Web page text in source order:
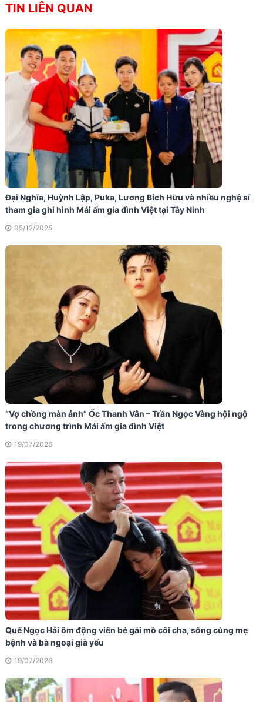
TIN LIÊN QUAN
Đại Nghĩa, Huỳnh Lập, Puka, Lương Bích Hữu và nhiều nghệ sĩ
tham gia ghi hình Mái ấm gia đình Việt tại Tây Ninh
05/12/2025
“Vợ chồng màn ảnh” Ốc Thanh Vân – Trần Ngọc Vàng hội ngộ
trong chương trình Mái ấm gia đình Việt
19/07/2026
Quế Ngọc Hải ôm động viên bé gái mồ côi cha, sống cùng mẹ
bệnh và bà ngoại già yếu
19/07/2026